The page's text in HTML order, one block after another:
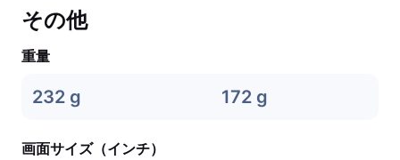
その他
重量
232 g 172 g
画面サイズ（インチ）